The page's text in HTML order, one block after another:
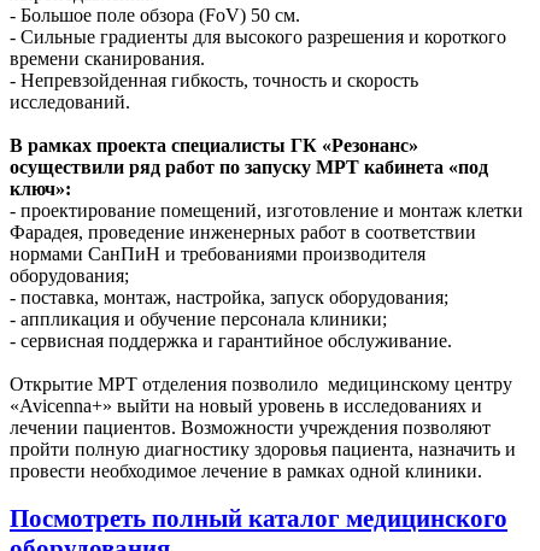
- Большое поле обзора (FoV) 50 см.
- Сильные градиенты для высокого разрешения и короткого
времени сканирования.
- Непревзойденная гибкость, точность и скорость
исследований.
В рамках проекта специалисты ГК «Резонанс»
осуществили ряд работ по запуску МРТ кабинета «под
ключ»:
- проектирование помещений, изготовление и монтаж клетки
Фарадея, проведение инженерных работ в соответствии
нормами СанПиН и требованиями производителя
оборудования;
- поставка, монтаж, настройка, запуск оборудования;
- аппликация и обучение персонала клиники;
- сервисная поддержка и гарантийное обслуживание.
Открытие МРТ отделения позволило медицинскому центру
«Avicenna+» выйти на новый уровень в исследованиях и
лечении пациентов. Возможности учреждения позволяют
пройти полную диагностику здоровья пациента, назначить и
провести необходимое лечение в рамках одной клиники.
Посмотреть полный каталог медицинского